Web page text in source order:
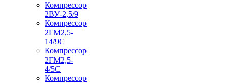
Компрессор
2ВУ-2,5/9
Компрессор
2ГМ2,5-
14/9С
Компрессор
2ГМ2,5-
4/5С
Компрессор